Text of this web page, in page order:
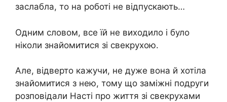
заслабла, то на роботі не відпускають…
Одним словом, все їй не виходило і було
ніколи знайомитися зі свекрухою.
Але, відверто кажучи, не дуже вона й хотіла
знайомитися з нею, тому що заміжні подруги
розповідали Насті про життя зі свекрухами